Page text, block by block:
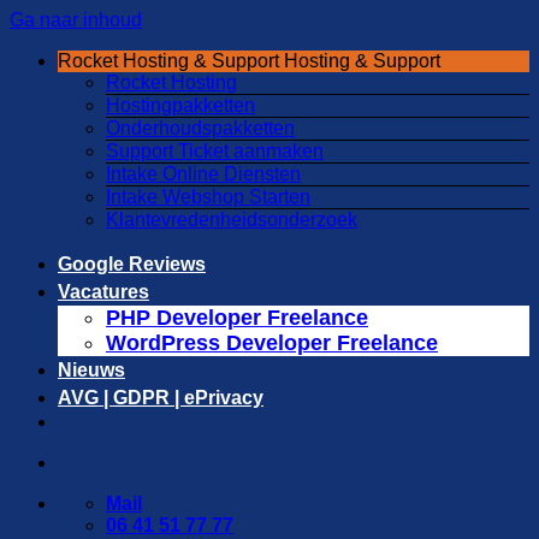
Ga naar inhoud
Rocket Hosting & SupportHosting & Support
Rocket Hosting
Hostingpakketten
Onderhoudspakketten
Support Ticket aanmaken
Intake Online Diensten
Intake Webshop Starten
Klantevredenheidsonderzoek
Google Reviews
Vacatures
PHP Developer Freelance
WordPress Developer Freelance
Nieuws
AVG | GDPR | ePrivacy
Mail
06 41 51 77 77